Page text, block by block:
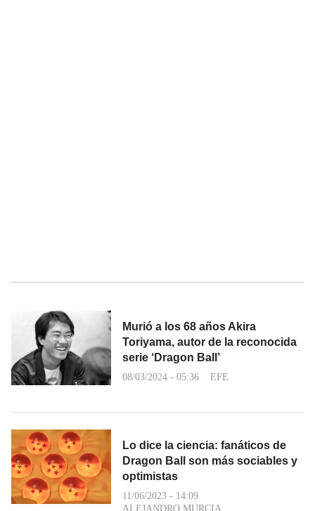
Murió a los 68 años Akira
Toriyama, autor de la reconocida
serie ‘Dragon Ball’
08/03/2024 - 05:36 EFE
Lo dice la ciencia: fanáticos de
Dragon Ball son más sociables y
optimistas
11/06/2023 - 14:09
ALEJANDRO MURCIA